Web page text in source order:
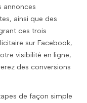
annonces
ainsi que des
ces trois
sur Facebook,
visibilité en ligne,
des conversions
de façon simple